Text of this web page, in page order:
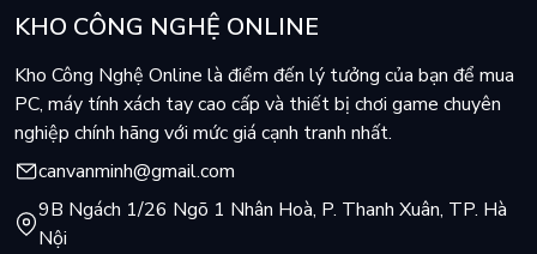
KHO CÔNG NGHỆ ONLINE
Kho Công Nghệ Online là điểm đến lý tưởng của bạn để mua
PC, máy tính xách tay cao cấp và thiết bị chơi game chuyên
nghiệp chính hãng với mức giá cạnh tranh nhất.
canvanminh@gmail.com
9B Ngách 1/26 Ngõ 1 Nhân Hoà, P. Thanh Xuân, TP. Hà
Nội